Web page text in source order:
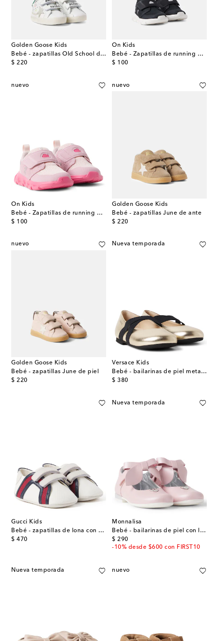
Golden Goose Kids
Bebé - zapatillas Old School de piel
$ 220
original price
On Kids
Bebé - Zapatillas de running Cloud Dash
$ 100
original price
nuevo
On Kids
Bebé - Zapatillas de running Cloud Dash
$ 100
original price
nuevo
Golden Goose Kids
Bebé - zapatillas June de ante
$ 220
original price
nuevo
Golden Goose Kids
Bebé - zapatillas June de piel
$ 220
original price
Nueva temporada
Versace Kids
Bebé - bailarinas de piel metalizada
$ 380
original price
Gucci Kids
Bebé - zapatillas de lona con ante
$ 470
original price
Nueva temporada
Monnalisa
Bebé - bailarinas de piel con lazo
$ 290
original price
-10% desde $600 con FIRST10
Nueva temporada nuevo